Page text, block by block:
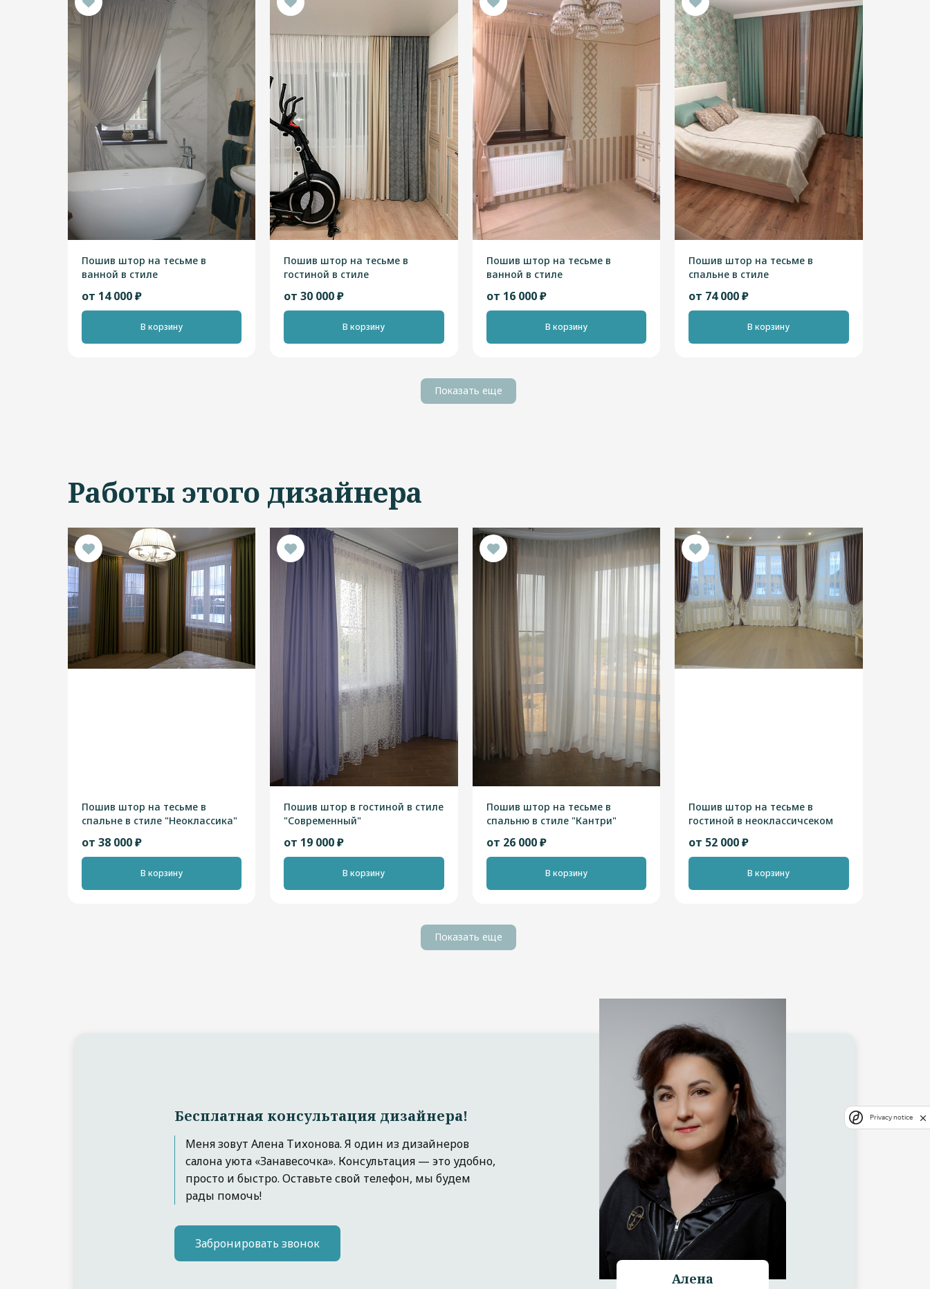
Пошив штор на тесьме в
ванной в стиле
от 14 000 ₽
В корзину
Пошив штор на тесьме в
гостиной в стиле
от 30 000 ₽
В корзину
Пошив штор на тесьме в
ванной в стиле
от 16 000 ₽
В корзину
Пошив штор на тесьме в
спальне в стиле
от 74 000 ₽
В корзину
Показать еще
Работы этого дизайнера
Пошив штор на тесьме в
спальне в стиле "Неоклассика"
от 38 000 ₽
В корзину
Пошив штор в гостиной в стиле
"Современный"
от 19 000 ₽
В корзину
Пошив штор на тесьме в
спальню в стиле "Кантри"
от 26 000 ₽
В корзину
Пошив штор на тесьме в
гостиной в неоклассичсеком
от 52 000 ₽
В корзину
Показать еще
Бесплатная консультация дизайнера!
Меня зовут Алена Тихонова. Я один из дизайнеров
салона уюта «Занавесочка». Консультация — это удобно,
просто и быстро. Оставьте свой телефон, мы будем
рады помочь!
Забронировать звонок
Алена
Privacy notice